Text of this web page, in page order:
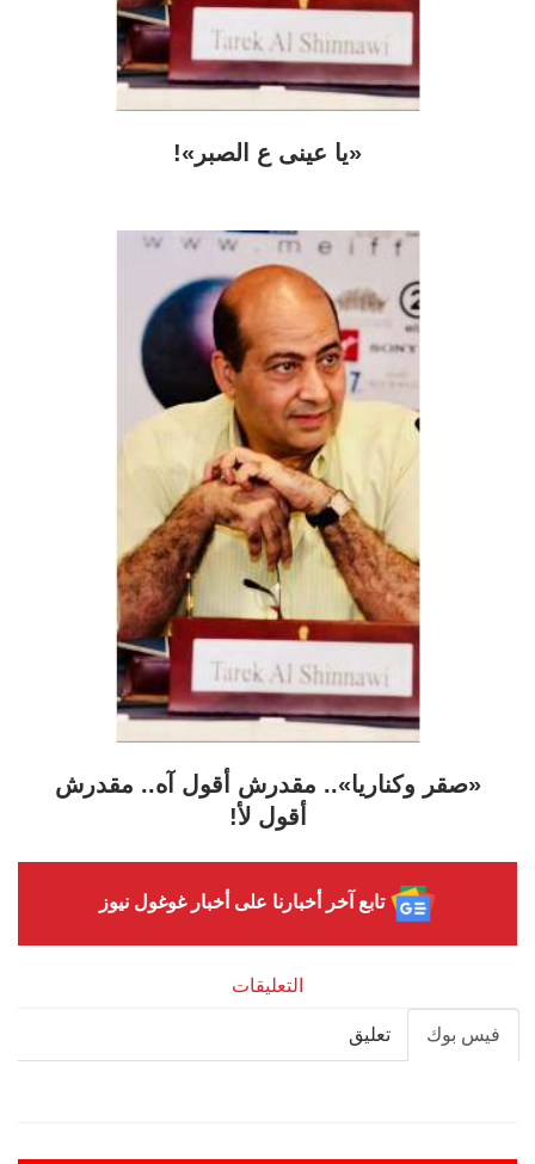
«يا عينى ع الصبر»!
«صقر وكناريا».. مقدرش أقول آه.. مقدرش
أقول لأ!
تابع آخر أخبارنا على أخبار غوغول نيوز
التعليقات
فيس بوك تعليق